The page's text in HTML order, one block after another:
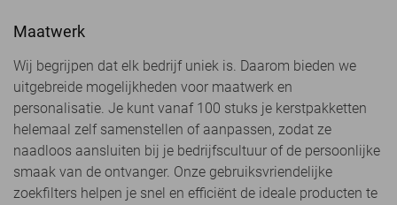
Maatwerk
Wij begrijpen dat elk bedrijf uniek is. Daarom bieden we
uitgebreide mogelijkheden voor maatwerk en
personalisatie. Je kunt vanaf 100 stuks je kerstpakketten
helemaal zelf samenstellen of aanpassen, zodat ze
naadloos aansluiten bij je bedrijfscultuur of de persoonlijke
smaak van de ontvanger. Onze gebruiksvriendelijke
zoekfilters helpen je snel en efficiënt de ideale producten te